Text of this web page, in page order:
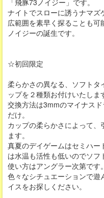
ナイトでスローに誘うナマ
広範囲を素早く探ることも
ノイジーの誕生です。
☆初回限定
柔らかさの異なる、ソフトタ
ップを２種類お付けいたしま
交換方法は3mmのマイナス
だけ。
カップの柔らかさによって、
ます。
真夏のデイゲームはセミハ
は水温も活性も低いのでソフ
使い方はアングラー次第です。
色々なシチュエーションで遊
イスをお探しください。